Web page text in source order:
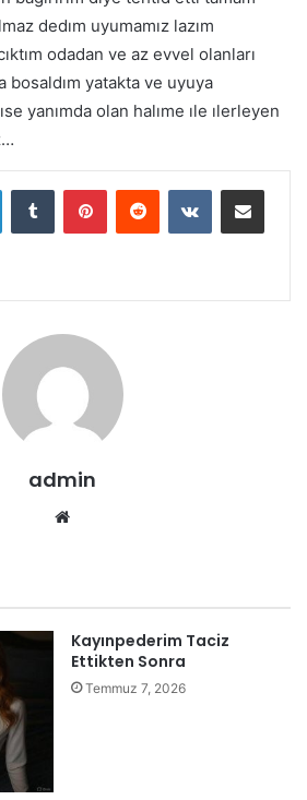
LinkedInTumblr PinterestReddit VKontakteE-Posta ile paylaş
admin
Kayınpederim Taciz
Ettikten Sonra
Temmuz 7, 2026